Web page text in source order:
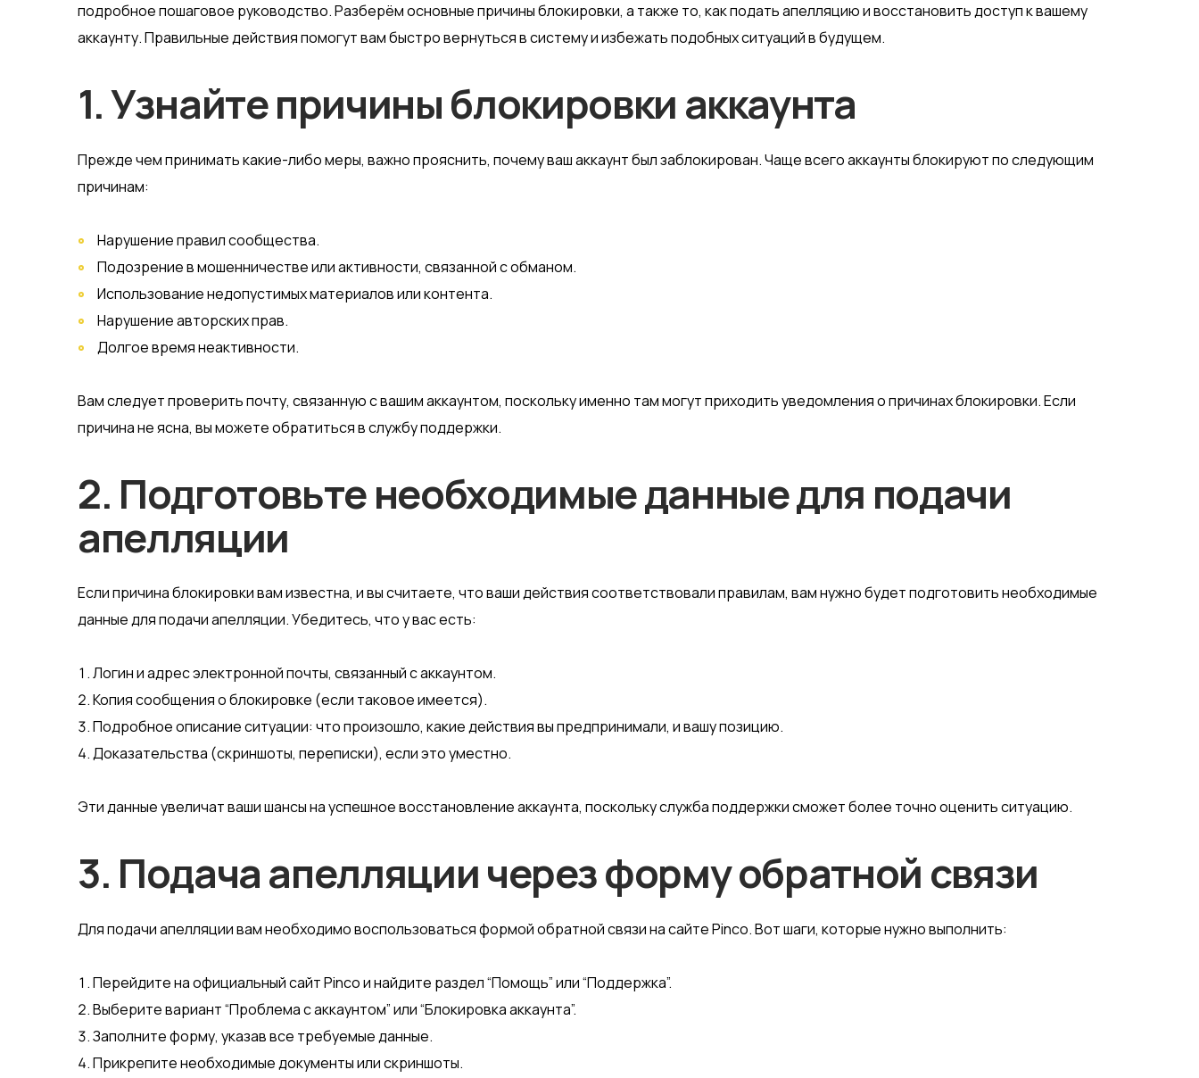
подробное пошаговое руководство. Разберём основные причины блокировки, а также то, как подать апелляцию и восстановить доступ к вашему
аккаунту. Правильные действия помогут вам быстро вернуться в систему и избежать подобных ситуаций в будущем.
1. Узнайте причины блокировки аккаунта
Прежде чем принимать какие-либо меры, важно прояснить, почему ваш аккаунт был заблокирован. Чаще всего аккаунты блокируют по следующим
причинам:
Нарушение правил сообщества.
Подозрение в мошенничестве или активности, связанной с обманом.
Использование недопустимых материалов или контента.
Нарушение авторских прав.
Долгое время неактивности.
Вам следует проверить почту, связанную с вашим аккаунтом, поскольку именно там могут приходить уведомления о причинах блокировки. Если
причина не ясна, вы можете обратиться в службу поддержки.
2. Подготовьте необходимые данные для подачи
апелляции
Если причина блокировки вам известна, и вы считаете, что ваши действия соответствовали правилам, вам нужно будет подготовить необходимые
данные для подачи апелляции. Убедитесь, что у вас есть:
Логин и адрес электронной почты, связанный с аккаунтом.
Копия сообщения о блокировке (если таковое имеется).
Подробное описание ситуации: что произошло, какие действия вы предпринимали, и вашу позицию.
Доказательства (скриншоты, переписки), если это уместно.
Эти данные увеличат ваши шансы на успешное восстановление аккаунта, поскольку служба поддержки сможет более точно оценить ситуацию.
3. Подача апелляции через форму обратной связи
Для подачи апелляции вам необходимо воспользоваться формой обратной связи на сайте Pinco. Вот шаги, которые нужно выполнить:
Перейдите на официальный сайт Pinco и найдите раздел “Помощь” или “Поддержка”.
Выберите вариант “Проблема с аккаунтом” или “Блокировка аккаунта”.
Заполните форму, указав все требуемые данные.
Прикрепите необходимые документы или скриншоты.